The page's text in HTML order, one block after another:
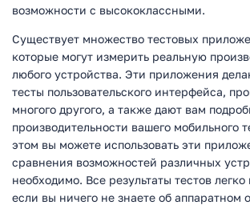
возможности с высококлассными.
Существует множество тестовых
которые могут измерить реальную
любого устройства. Эти приложения
тесты пользовательского интерфейса,
многого другого, а также дают вам
производительности вашего мобильного
этом вы можете использовать эти
сравнения возможностей различных
необходимо. Все результаты тестов
если вы ничего не знаете об аппаратном